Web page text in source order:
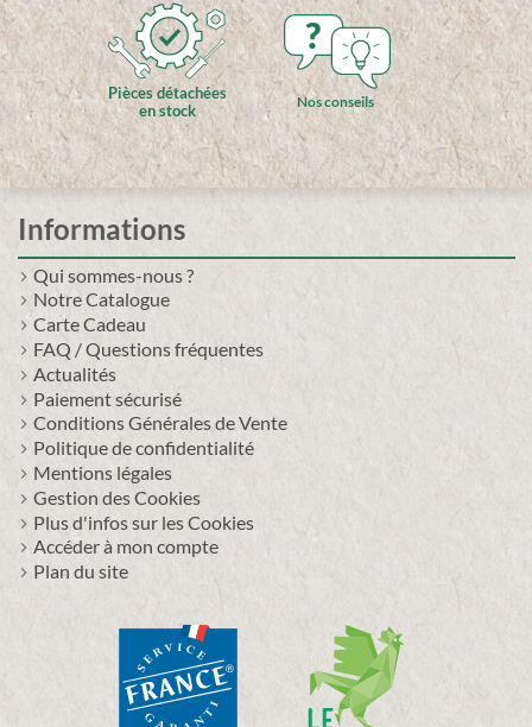
Pièces détachées
en stock
?
Nos conseils
Informations
Qui sommes-nous ?
Notre Catalogue
Carte Cadeau
FAQ / Questions fréquentes
Actualités
Paiement sécurisé
Conditions Générales de Vente
Politique de confidentialité
Mentions légales
Gestion des Cookies
Plus d'infos sur les Cookies
Accéder à mon compte
Plan du site